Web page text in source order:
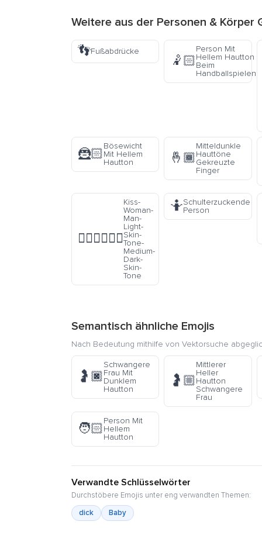
Weitere aus der Personen & Körper
👣Fußabdrücke
🤾🏻
Person Mit
Hellem Hautton
Beim
Handballspielen
🦹🏻
Bösewicht
Mit Hellem
Hautton
🤞🏾
Mitteldunkle
Hauttöne
Gekreuzte
Finger
👩🏻‍❤️‍💋‍👨🏾
Kiss-
Woman-
Man-
Light-
Skin-
Tone-
Medium-
Dark-
Skin-
Tone
🤷Schulterzuckende
Person
Semantisch ähnliche Emojis
Nach Bedeutung mithilfe von Vektorsuche
🤰🏿
Schwangere
Frau Mit
Dunklem
Hautton
🤰🏼
Mittlerer
Heller
Hautton
Schwangere
Frau
🧑🏻
Person Mit
Hellem
Hautton
Verwandte Schlüsselwörter
Durchstöbere Emojis unter eng verwandten Themen:
dick
Baby